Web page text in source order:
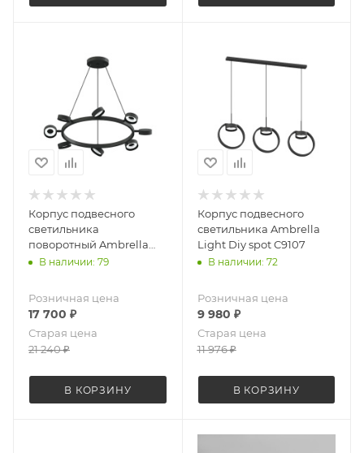
Корпус подвесного
светильника
поворотный Ambrella
Light Diy spot C9198
В наличии: 79
Розничная цена
17 700 ₽
Старая цена
21 240₽
В КОРЗИНУ
Корпус подвесного
светильника Ambrella
Light Diy spot C9107
В наличии: 72
Розничная цена
9 980 ₽
Старая цена
11 976₽
В КОРЗИНУ